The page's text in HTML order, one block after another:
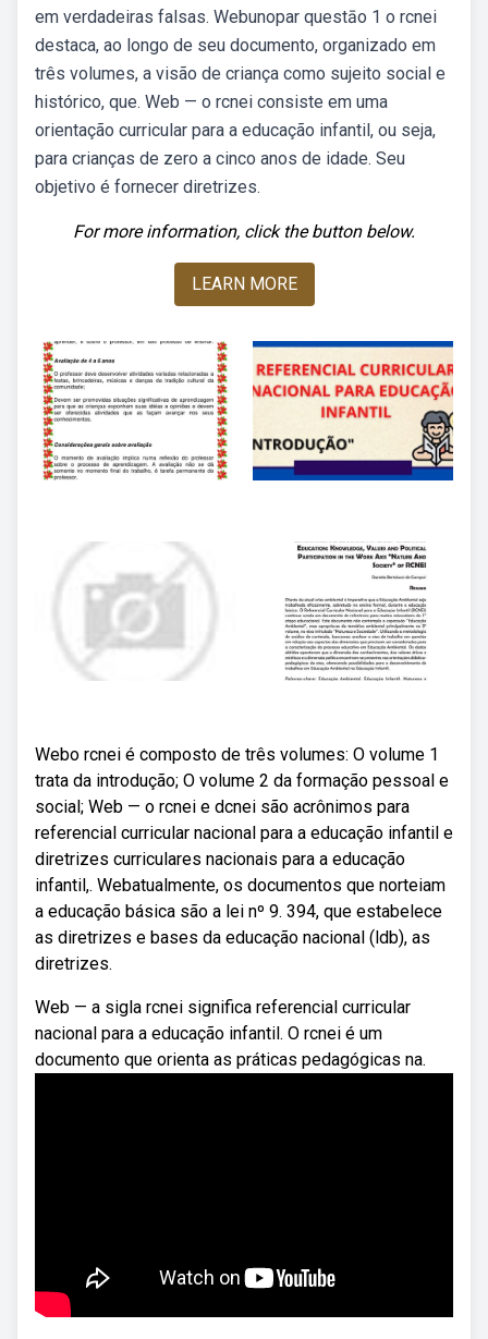
em verdadeiras falsas. Webunopar questāo 1 o rcnei
destaca, ao longo de seu documento, organizado em
três volumes, a visão de criança como sujeito social e
histórico, que. Web — o rcnei consiste em uma
orientação curricular para a educação infantil, ou seja,
para crianças de zero a cinco anos de idade. Seu
objetivo é fornecer diretrizes.
For more information, click the button below.
LEARN MORE
Webo rcnei é composto de três volumes: O volume 1
trata da introdução; O volume 2 da formação pessoal e
social; Web — o rcnei e dcnei são acrônimos para
referencial curricular nacional para a educação infantil e
diretrizes curriculares nacionais para a educação
infantil,. Webatualmente, os documentos que norteiam
a educação básica são a lei nº 9. 394, que estabelece
as diretrizes e bases da educação nacional (ldb), as
diretrizes.
Web — a sigla rcnei significa referencial curricular
nacional para a educação infantil. O rcnei é um
documento que orienta as práticas pedagógicas na.